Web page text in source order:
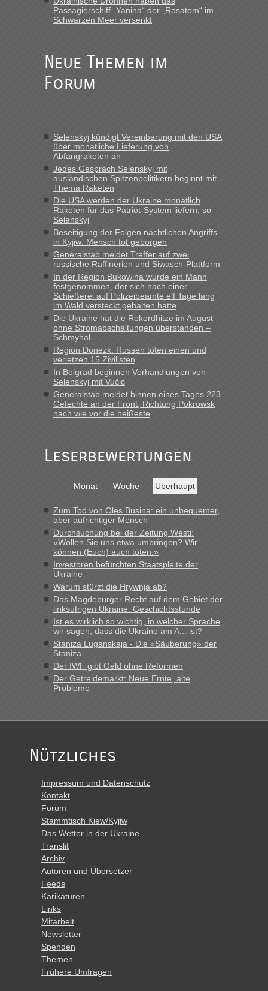
gab es keine Probleme“
fast 11 Milliarden aufgedeckt
„Am besten wäre natürlich, wenn die Frau mit dabei ist.
Alleinreisende Männer stehen schließlich immer unter
Milliarden aufgedeckt
„Kein Zoll. Du musst an sich nur sagen dass das privat ist
und du nicht damit handeln willst. So lange das nicht
Originalverpackt ist und ersichlich das nicht neu sollte es
keine Probleme geben“
Recht, Visa und Dokumente • Deklaration
gebrauchter Kleidung beim Zoll
„Hallo Leute, ich weiß nicht, ob ich hier richtig bin mit meiner
Anfrage. Ich möchte 4 Umzugskartons mit gebrauchter
Straßen Kleidung bei der Einreise in die Ukraine
mitnehmen. Es ist gebrauchte Kleidung...“
Berichte und Reisetipps • Re: An welchem
Grenzübergang zwischen Polen und der Ukraine geht es am
schnellsten?
„Wir sind mit unserem Wohnmobil, wie geplant am Montag
15.6. in Krakovets rüber. Sehr zeitig los gegen 5 Uhr in der
Früh. Mit sehr sehr wenig Verkehr, super bis zur Grenze. Nur
8 PKW vor der Schranke....“
inBerichte und Reisetipps • Re: An welchem
Grenzübergang zwischen Polen und der Ukraine geht es am
in Krakowez mit dem Kleinbus. Abfertigung ging dann
schnell da auch Passagiere mit EU-Pass dabei waren“
Berichte und Reisetipps • Re: An welchem
Grenzübergang zwischen Polen und der Ukraine geht es am
schnellsten?
„Bin am Montag 15.6.26 um 8 Uhr in Urgyniw ausgereist,
das erste Mal an einem Montagmorgen ca. 15 Fahrzeuge
vor mir, bin sonst der Erste oder Zweite, egal, nach ca 20
Minuten wurde dann die nächste Welle...“
Berichte und Reisetipps • Re: An welchem
Grenzübergang zwischen Polen und der Ukraine geht es am
schnellsten?
„Derzeit, ist es überall sehr voll an den Grenzen Ukraine/
Polen. Zb. Krakovets 100 PKW ca. 10 h Wartezeit. Wollen
Montag rüber, versuchen es sehr früh.“
Passagierschiff „Yanina“ der „Rosatom“ im
Schwarzen Meer versenkt
Neue Themen im
Forum
Selenskyj kündigt Vereinbarung mit den USA
über monatliche Lieferung von
Abfangraketen an
Jedes Gespräch Selenskyj mit
ausländischen Spitzenpolitikern beginnt mit
Thema Raketen
Die USA werden der Ukraine monatlich
Raketen für das Patriot-System liefern, so
Selenskyj
Beseitigung der Folgen nächtlichen Angriffs
in Kyjiw: Mensch tot geborgen
Generalstab meldet Treffer auf zwei
russische Raffinerien und Siwasch-Plattform
In der Region Bukowina wurde ein Mann
festgenommen, der sich nach einer
Schießerei auf Polizeibeamte elf Tage lang
im Wald versteckt gehalten hatte
Die Ukraine hat die Rekordhitze im August
ohne Stromabschaltungen überstanden –
Schmyhal
Region Donezk: Russen töten einen und
verletzen 15 Zivilisten
In Belgrad beginnen Verhandlungen von
Selenskyj mit Vučić
Generalstab meldet binnen eines Tages 223
Gefechte an der Front, Richtung Pokrowsk
nach wie vor die heißeste
Leserbewertungen
Monat Woche Überhaupt
Zum Tod von Oles Busina: ein unbequemer,
aber aufrichtiger Mensch
Durchsuchung bei der Zeitung Westi:
«Wollen Sie uns etwa umbringen? Wir
können (Euch) auch töten.»
Investoren befürchten Staatspleite der
Ukraine
Warum stürzt die Hrywnja ab?
Das Magdeburger Recht auf dem Gebiet der
linksufrigen Ukraine: Geschichtsstunde
Ist es wirklich so wichtig, in welcher Sprache
wir sagen, dass die Ukraine am A... ist?
Staniza Luganskaja - Die «Säuberung» der
Staniza
Der IWF gibt Geld ohne Reformen
Der Getreidemarkt: Neue Ernte, alte
Probleme
Nützliches
Impressum und Datenschutz
Kontakt
Forum
Stammtisch Kiew/Kyjiw
Das Wetter in der Ukraine
Translit
Archiv
Autoren und Übersetzer
Feeds
Karikaturen
Links
Mitarbeit
Newsletter
Spenden
Themen
Frühere Umfragen